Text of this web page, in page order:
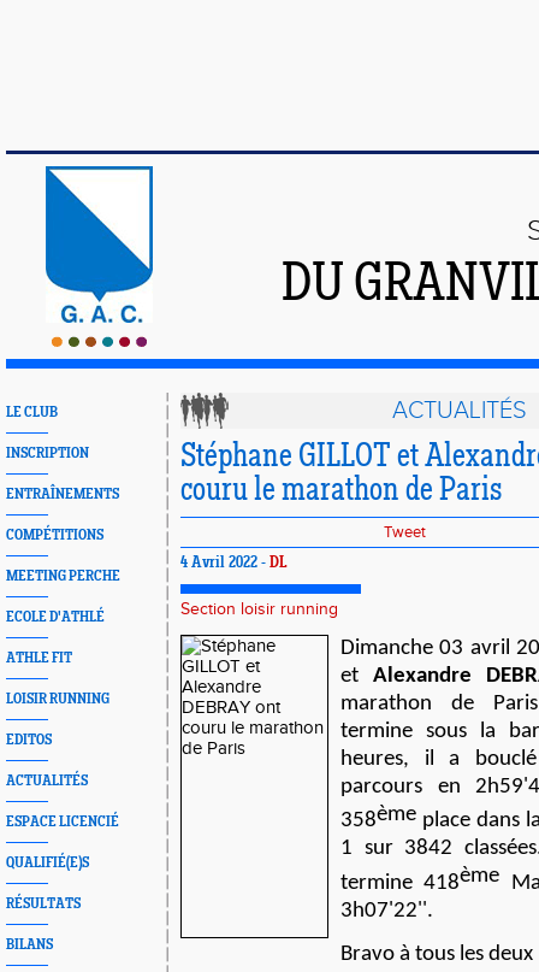
DU
LE CLUB
INSCRIPTION
ENTRAÎNEMENTS
COMPÉTITIONS
MEETING PERCHE
ECOLE D'ATHLÉ
ATHLE FIT
LOISIR RUNNING
EDITOS
ACTUALITÉS
ESPACE LICENCIÉ
QUALIFIÉ(E)S
RÉSULTATS
BILANS
ACTUALITÉS
Stéphane GILLOT et
couru le marathon de Paris
Tweet
4 Avril 2022 - DL
Section loisir running
Dimanche 03 avril
et Alexandre
marathon de
termine sous la
heures, il a
parcours en
358ème place dans
1 sur 3842
termine 418ème
3h07'22''.
Bravo à tous les deux